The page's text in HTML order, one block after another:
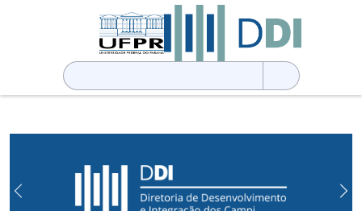
Pesquisar
por:
Previous